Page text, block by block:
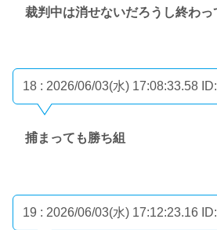
裁判中は消せないだろうし終わ
18 : 2026/06/03(水) 17:08:33.58
捕まっても勝ち組
19 : 2026/06/03(水) 17:12:23.16